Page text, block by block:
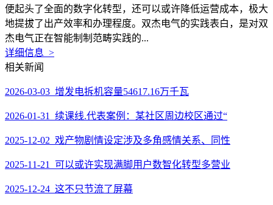
便起头了全面的数字化转型，还可以或许降低运营成本，极大
地提拔了出产效率和办理程度。双杰电气的实践表白，是对双
杰电气正在智能制制范畴实践的...
详细信息 >
相关新闻
2026-03-03 增发电拆机容量54617.16万千瓦
2026-01-31 续课线.代表案例：某社区周边校区通过“
2025-12-02 戏产物剧情设定涉及多角感情关系、同性
2025-11-21 可以或许实现满脚用户数智化转型多营业
2025-12-24 这不只节流了屏幕